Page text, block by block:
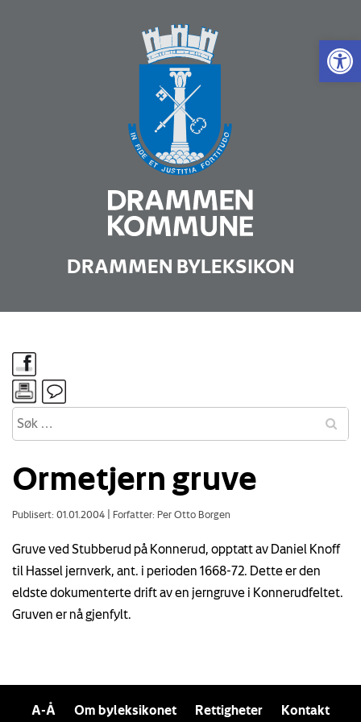
Vis
DRAMMEN BYLEKSIKON
Ormetjern gruve
Publisert: 01.01.2004 Forfatter: Per Otto Borgen
Gruve ved Stubberud på Konnerud, opptatt av Daniel Knoff
til Hassel jernverk, ant. i perioden 1668-72. Dette er den
eldste dokumenterte drift av en jerngruve i Konnerudfeltet.
Gruven er nå gjenfylt.
A-Å Om byleksikonet Rettigheter Kontakt